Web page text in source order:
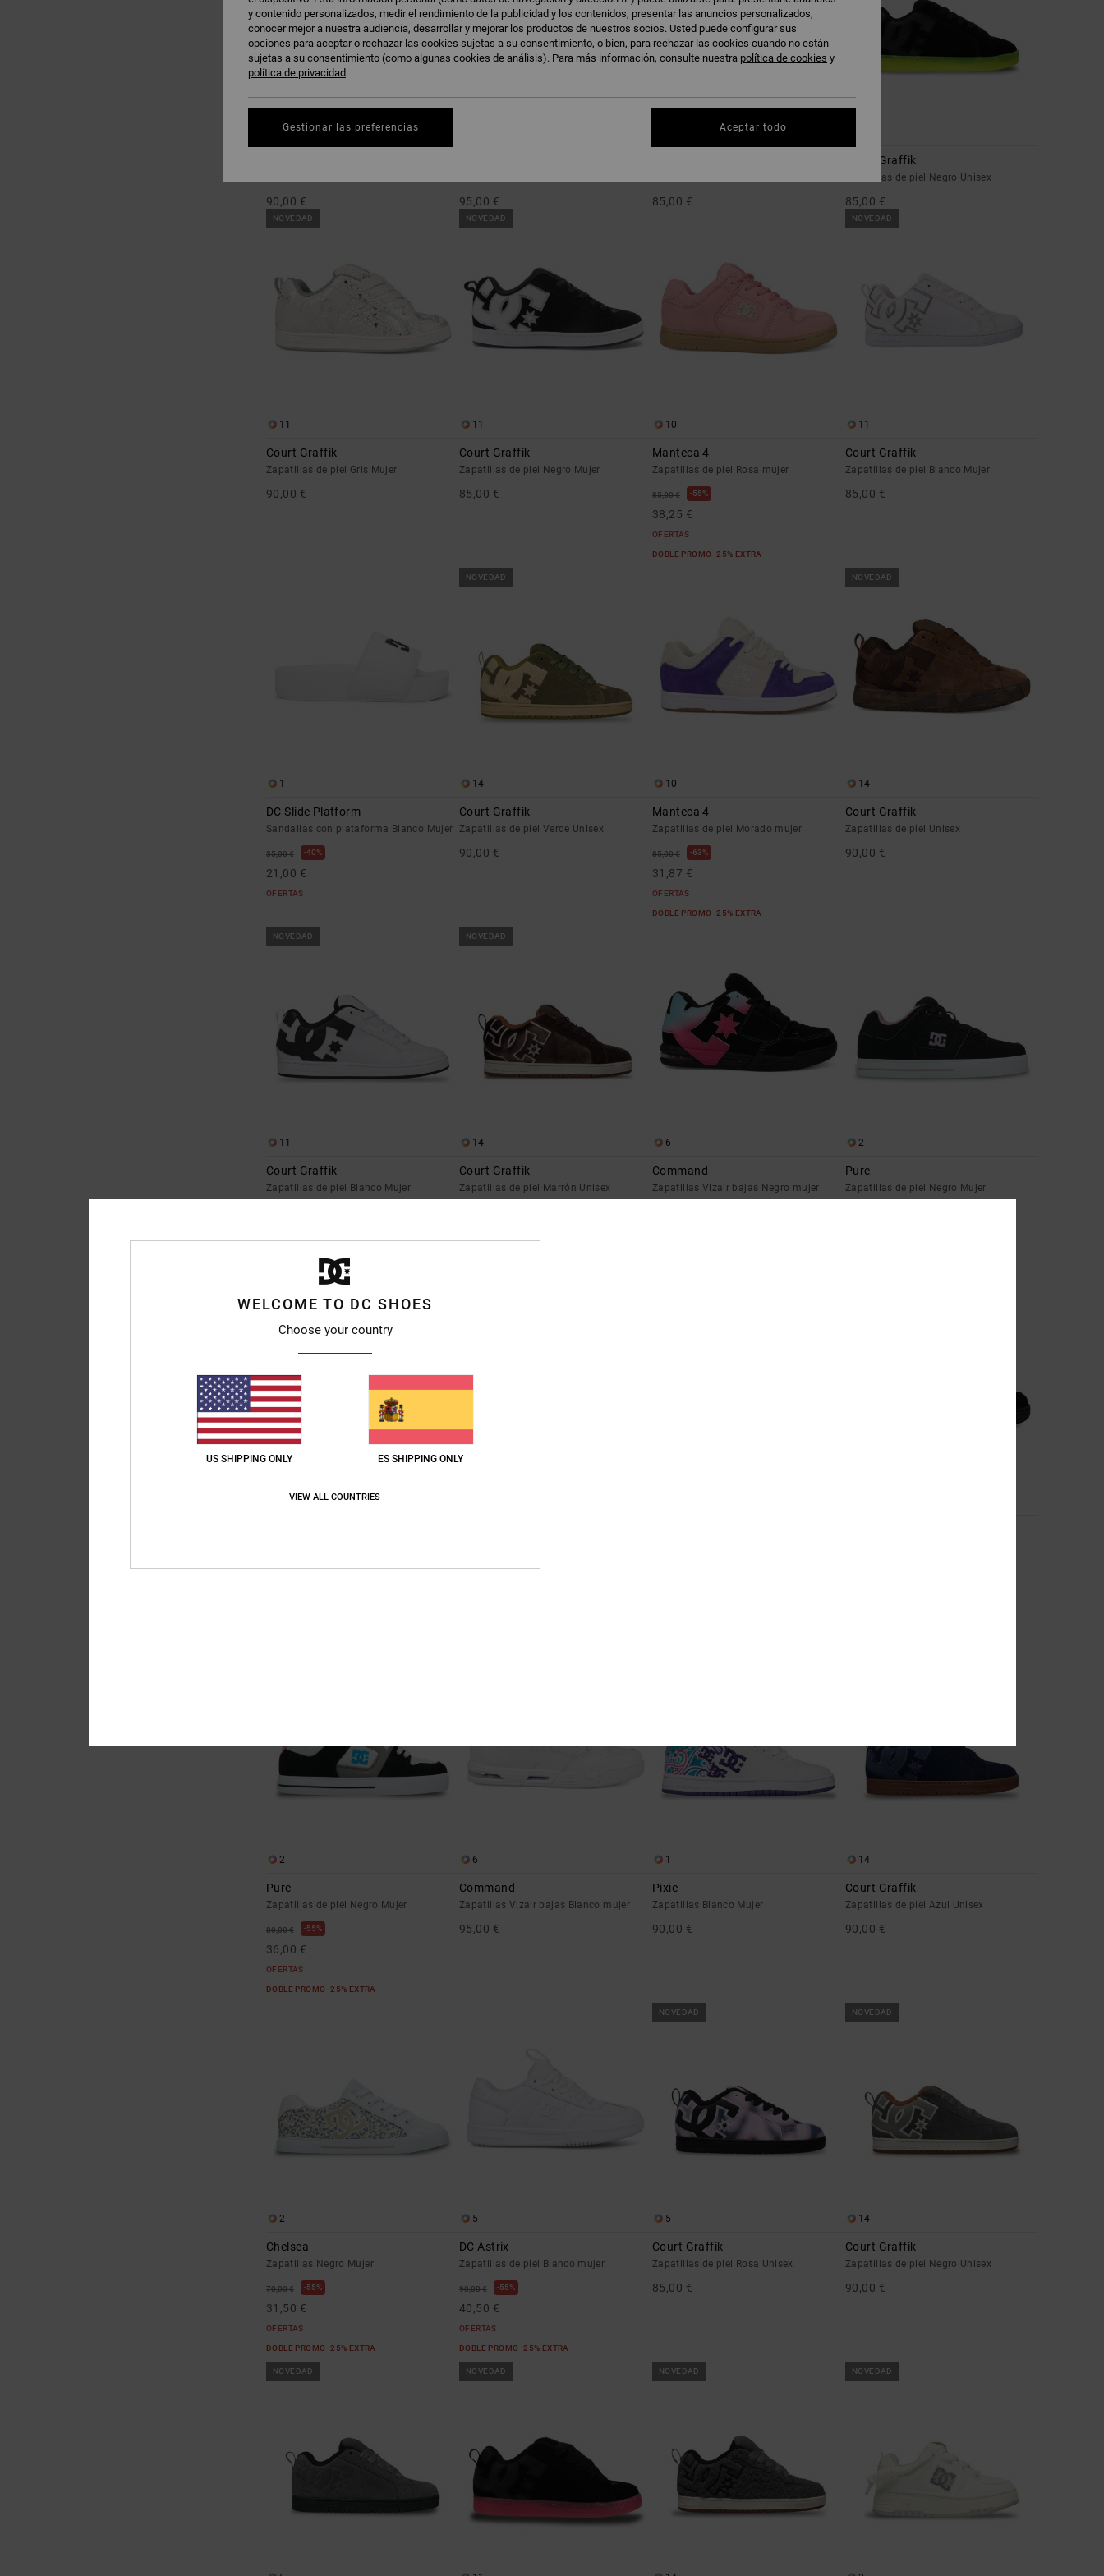
14
90,00 € 95,00 € 85,00 €
Court Graffik
Zapatillas de piel Negro Unisex
85,00 €
NOVEDAD
11
Court Graffik
Zapatillas de piel Gris Mujer
90,00 €
NOVEDAD
11
Court Graffik
Zapatillas de piel Negro Mujer
85,00 €
10
Manteca 4
Zapatillas de piel Rosa mujer
85,00 € 55%
38,25 €
OFERTAS
DOBLE PROMO -25% EXTRA
NOVEDAD
11
Court Graffik
Zapatillas de piel Blanco Mujer
85,00 €
1
DC Slide Platform
Sandalias con plataforma Blanco Mujer
35,00 € 40%
21,00 €
OFERTAS
NOVEDAD
14
Court Graffik
Zapatillas de piel Verde Unisex
90,00 €
10
Manteca 4
Zapatillas de piel Morado mujer
85,00 € 63%
31,87 €
OFERTAS
DOBLE PROMO -25% EXTRA
NOVEDAD
14
Court Graffik
Zapatillas de piel Unisex
90,00 €
NOVEDAD
11
Court Graffik
Zapatillas de piel Blanco Mujer
NOVEDAD
14
Court Graffik
Zapatillas de piel Marrón Unisex
6
Command
Zapatillas Vizair bajas Negro mujer
2
Pure
Zapatillas de piel Negro Mujer
80,00 € 63% 90,00 € 55%
2
Pure
Zapatillas de piel Negro Mujer
80,00 € 55%
36,00 €
OFERTAS
DOBLE PROMO -25% EXTRA
6
Command
Zapatillas Vizair bajas Blanco mujer
95,00 €
1
Pixie
Zapatillas Blanco Mujer
90,00 €
14
Court Graffik
Zapatillas de piel Azul Unisex
90,00 €
2
Chelsea
Zapatillas Negro Mujer
70,00 € 55%
31,50 €
OFERTAS
DOBLE PROMO -25% EXTRA
5
DC Astrix
Zapatillas de piel Blanco mujer
90,00 € 55%
40,50 €
OFERTAS
DOBLE PROMO -25% EXTRA
NOVEDAD
5
Court Graffik
Zapatillas de piel Rosa Unisex
85,00 €
NOVEDAD
14
Court Graffik
Zapatillas de piel Negro Unisex
90,00 €
NOVEDAD NOVEDAD NOVEDAD NOVEDAD
WELCOME TO DC SHOES
Choose your country
US SHIPPING ONLY ES SHIPPING ONLY
VIEW ALL COUNTRIES
y contenido personalizados, medir el rendimiento de la publicidad y los contenidos, presentar las anuncios personalizados,
conocer mejor a nuestra audiencia, desarrollar y mejorar los productos de nuestros socios. Usted puede configurar sus
opciones para aceptar o rechazar las cookies sujetas a su consentimiento, o bien, para rechazar las cookies cuando no están
sujetas a su consentimiento (como algunas cookies de análisis). Para más información, consulte nuestra política de cookies y
política de privacidad
Gestionar las preferencias Aceptar todo